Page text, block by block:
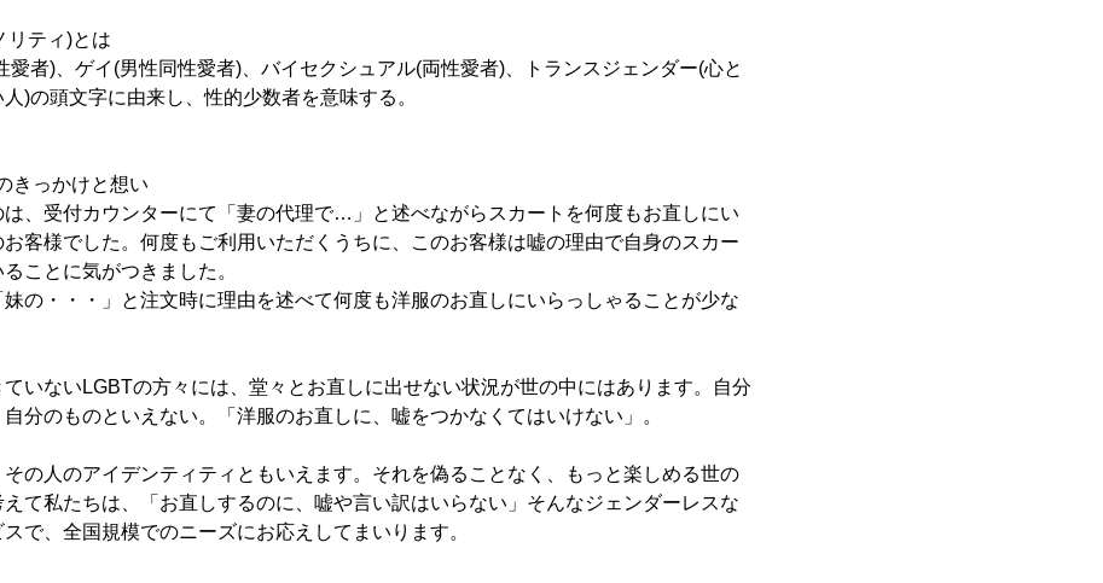
ティ)とは
愛者)、ゲイ(男性同性愛者)、バイセクシュアル(両性愛者)、トランスジェンダー(心と
)の頭文字に由来し、性的少数者を意味する。
きっかけと想い
は、受付カウンターにて「妻の代理で…」と述べながらスカートを何度もお直しにい
客様でした。何度もご利用いただくうちに、このお客様は嘘の理由で自身のスカー
ことに気がつきました。
の・・・」と注文時に理由を述べて何度も洋服のお直しにいらっしゃることが少な
いないLGBTの方々には、堂々とお直しに出せない状況が世の中にはあります。自分
分のものといえない。「洋服のお直しに、嘘をつかなくてはいけない」。
の人のアイデンティティともいえます。それを偽ることなく、もっと楽しめる世の
て私たちは、「お直しするのに、嘘や言い訳はいらない」そんなジェンダーレスな
で、全国規模でのニーズにお応えしてまいります。